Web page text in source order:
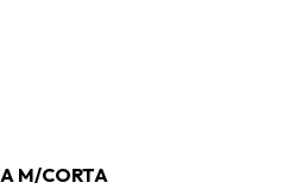
M/CORTA